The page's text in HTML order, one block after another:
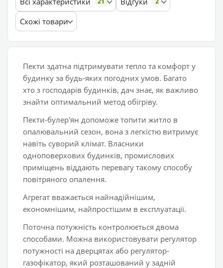
Схожі товари
Пекти здатна підтримувати тепло та комфорт у
будинку за будь-яких погодних умов. Багато
хто з господарів будинків, дач знає, як важливо
знайти оптимальний метод обігріву.
Пекти-булер'ян допоможе топити житло в
опалювальний сезон, вона з легкістю витримує
навіть суворий клімат. Власники
одноповерхових будинків, промислових
приміщень віддають перевагу такому способу
повітряного опалення.
Агрегат вважається найнадійнішим,
економнішим, найпростішим в експлуатації.
Поточна потужність контролюється двома
способами. Можна використовувати регулятор
потужності на дверцятах або регулятор-
газофікатор, який розташований у задній